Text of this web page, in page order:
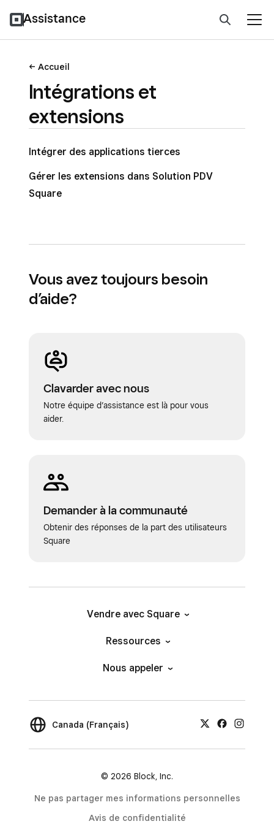
Assistance
Accueil
Intégrations et
extensions
Intégrer des applications tierces
Gérer les extensions dans Solution PDV
Square
Vous avez toujours besoin
d’aide?
Clavarder avec nous
Notre équipe d’assistance est là pour vous
aider.
Demander à la communauté
Obtenir des réponses de la part des utilisateurs
Square
Vendre avec Square
Ressources
Nous appeler
Canada (Français)
© 2026 Block, Inc.
Ne pas partager mes informations personnelles
Avis de confidentialité